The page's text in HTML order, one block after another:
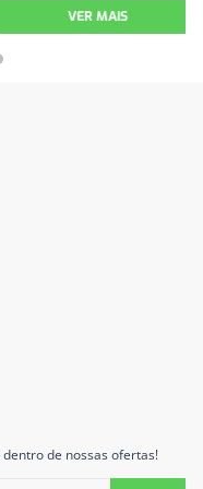
VER MAIS
de nossas ofertas!